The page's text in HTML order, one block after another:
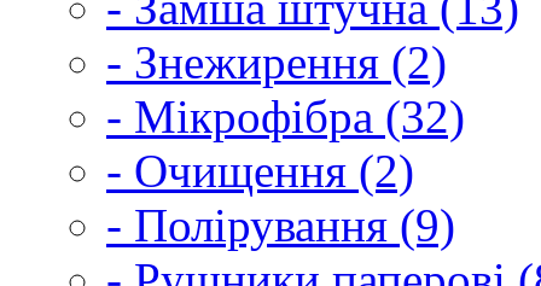
- Знежирення (2)
- Мікрофібра (32)
- Очищення (2)
- Полірування (9)